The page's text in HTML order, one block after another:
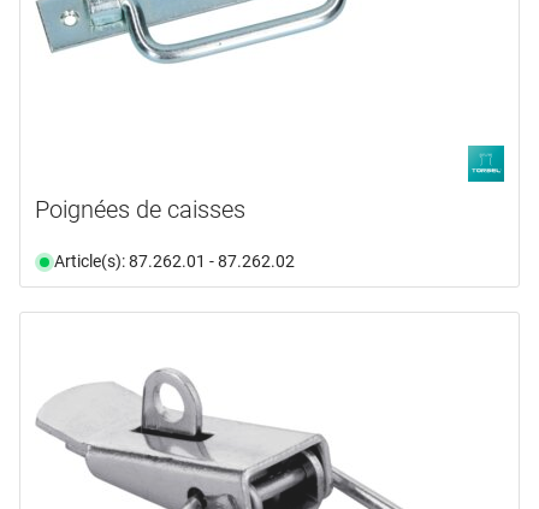
Poignées de caisses
Article(s): 87.262.01 - 87.262.02